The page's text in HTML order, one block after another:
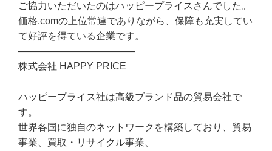
ご協力いただいたのはハッピープライスさんでした。
価格.comの上位常連でありながら、保障も充実してい
て好評を得ている企業です。
————————————
株式会社 HAPPY PRICE
ハッピープライス社は高級ブランド品の貿易会社で
す。
世界各国に独自のネットワークを構築しており、貿易
事業、買取・リサイクル事業、